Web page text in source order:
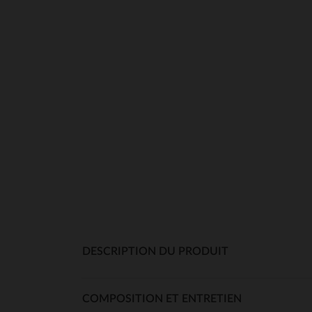
DESCRIPTION DU PRODUIT
COMPOSITION ET ENTRETIEN